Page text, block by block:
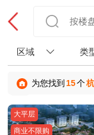
区域 类
为您找到 15个
大平层
商业不限购